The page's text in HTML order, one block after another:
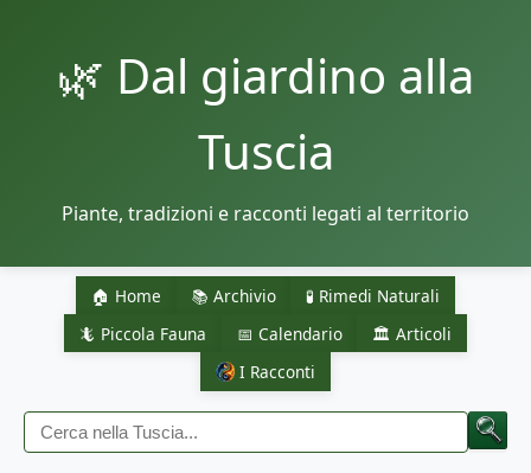
🌿 Dal giardino alla
Tuscia
Piante, tradizioni e racconti legati al territorio
🏠 Home 📚 Archivio
🧪 Rimedi Naturali
🦎 Piccola Fauna
📅 Calendario
🏛️ Articoli
I Racconti